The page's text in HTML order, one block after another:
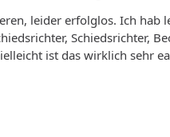
leider erfolglos. Ich hab
Schiedsrichter,
ist das wirklich sehr